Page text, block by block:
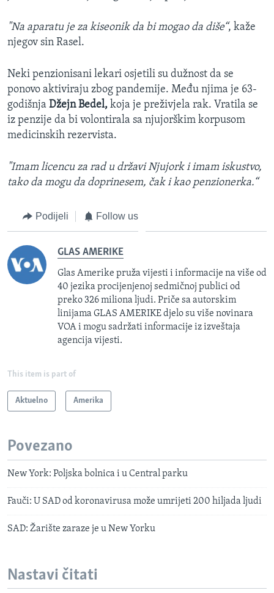
"Na aparatu je za kiseonik da bi mogao da diše“, kaže
njegov sin Rasel.
Neki penzionisani lekari osjetili su dužnost da se
ponovo aktiviraju zbog pandemije. Među njima je 63-
godišnja Džejn Bedel, koja je preživjela rak. Vratila se
iz penzije da bi volontirala sa njujorškim korpusom
medicinskih rezervista.
"Imam licencu za rad u državi Njujork i imam iskustvo,
tako da mogu da doprinesem, čak i kao penzionerka.“
Podijeli Follow us
GLAS AMERIKE
Glas Amerike pruža vijesti i informacije na više od
40 jezika procijenjenoj sedmičnoj publici od
preko 326 miliona ljudi. Priče sa autorskim
linijama GLAS AMERIKE djelo su više novinara
VOA i mogu sadržati informacije iz izveštaja
agencija vijesti.
This item is part of
Aktuelno Amerika
Povezano
New York: Poljska bolnica i u Central parku
Fauči: U SAD od koronavirusa može umrijeti 200 hiljada ljudi
SAD: Žarište zaraze je u New Yorku
Nastavi čitati